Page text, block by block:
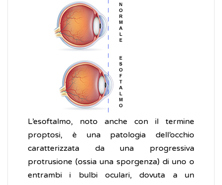
L’esoftalmo, noto anche con il termine
proptosi, è una patologia dell’occhio
caratterizzata da una progressiva
protrusione (ossia una sporgenza) di uno o
entrambi i bulbi oculari, dovuta a un